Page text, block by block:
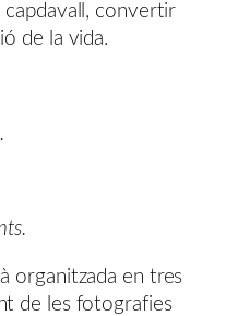
capdavall, convertir
de la vida.
organitzada en tres
de les fotografies